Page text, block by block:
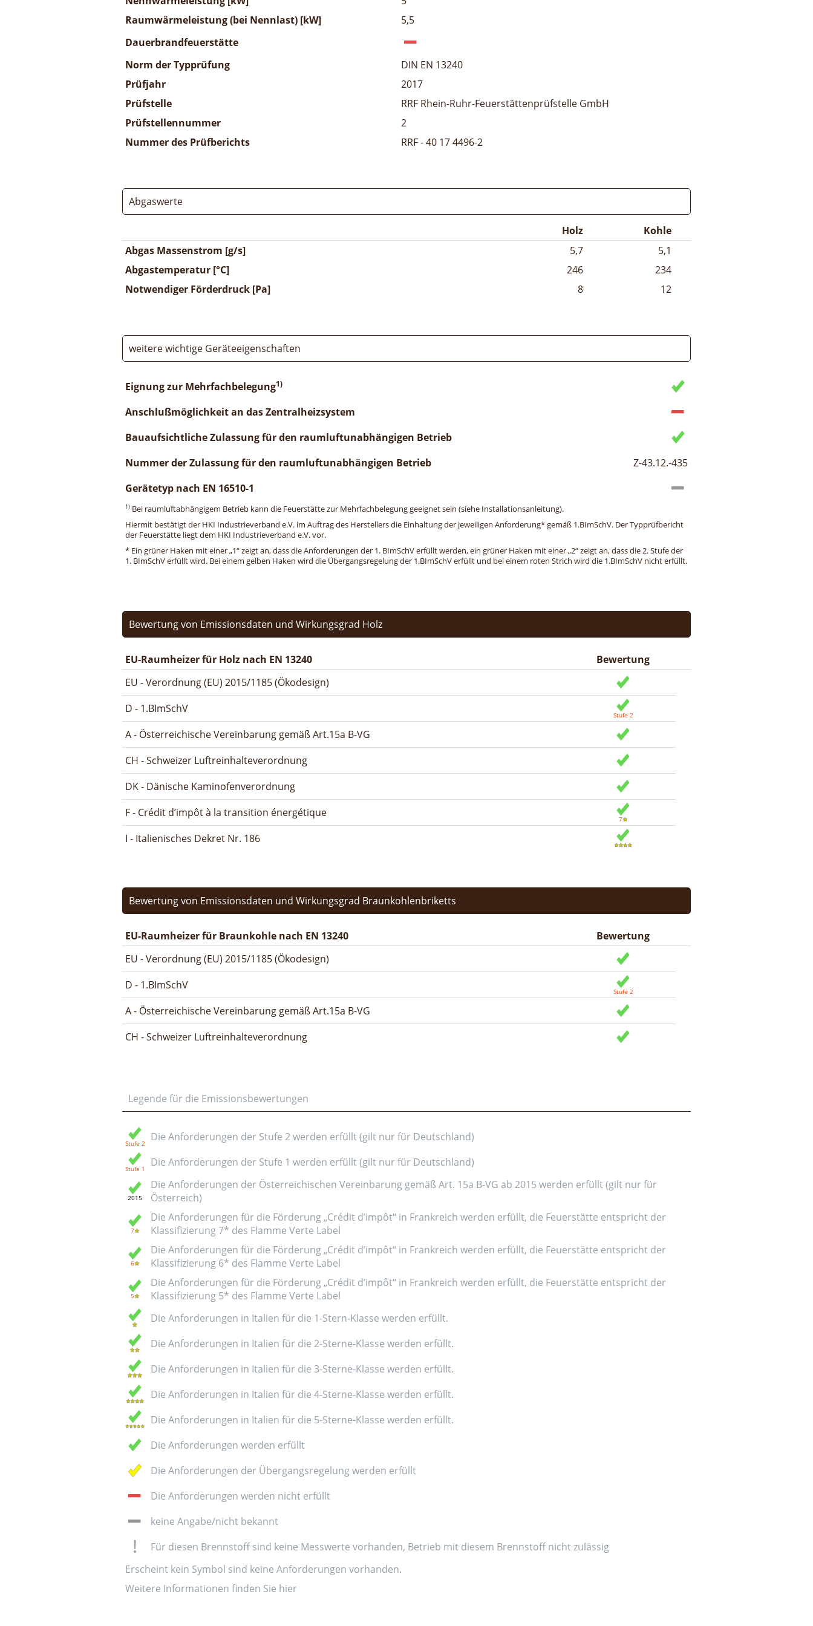
Raumwärmeleistung (bei Nennlast) [kW]
5,5
Dauerbrandfeuerstätte
Norm der Typprüfung
DIN EN 13240
Prüfjahr
2017
Prüfstelle
RRF Rhein-Ruhr-Feuerstättenprüfstelle GmbH
Prüfstellennummer
2
Nummer des Prüfberichts
RRF - 40 17 4496-2
Abgaswerte
Holz
Kohle
Abgas Massenstrom [g/s]
5,7
5,1
Abgastemperatur [°C]
246
234
Notwendiger Förderdruck [Pa]
8 12
weitere wichtige Geräteeigenschaften
Eignung zur Mehrfachbelegung1)
Anschlußmöglichkeit an das Zentralheizsystem
Bauaufsichtliche Zulassung für den raumluftunabhängigen Betrieb
Nummer der Zulassung für den raumluftunabhängigen Betrieb
Z-43.12.-435
Gerätetyp nach EN 16510-1
1) Bei raumluftabhängigem Betrieb kann die Feuerstätte zur Mehrfachbelegung geeignet sein (siehe Installationsanleitung).
Hiermit bestätigt der HKI Industrieverband e.V. im Auftrag des Herstellers die Einhaltung der jeweiligen Anforderung* gemäß 1.BImSchV. Der Typprüfbericht
der Feuerstätte liegt dem HKI Industrieverband e.V. vor.
* Ein grüner Haken mit einer „1“ zeigt an, dass die Anforderungen der 1. BImSchV erfüllt werden, ein grüner Haken mit einer „2“ zeigt an, dass die 2. Stufe der
1. BImSchV erfüllt wird. Bei einem gelben Haken wird die Übergangsregelung der 1.BImSchV erfüllt und bei einem roten Strich wird die 1.BImSchV nicht erfüllt.
Bewertung von Emissionsdaten und Wirkungsgrad Holz
EU-Raumheizer für Holz nach EN 13240
Bewertung
EU - Verordnung (EU) 2015/1185 (Ökodesign)
D - 1.BImSchV
A - Österreichische Vereinbarung gemäß Art.15a B-VG
CH - Schweizer Luftreinhalteverordnung
DK - Dänische Kaminofenverordnung
F - Crédit d’impôt à la transition énergétique
I - Italienisches Dekret Nr. 186
Bewertung von Emissionsdaten und Wirkungsgrad Braunkohlenbriketts
EU-Raumheizer für Braunkohle nach EN 13240
Bewertung
EU - Verordnung (EU) 2015/1185 (Ökodesign)
D - 1.BImSchV
A - Österreichische Vereinbarung gemäß Art.15a B-VG
CH - Schweizer Luftreinhalteverordnung
Legende für die Emissionsbewertungen
Die Anforderungen der Stufe 2 werden erfüllt (gilt nur für Deutschland)
Die Anforderungen der Stufe 1 werden erfüllt (gilt nur für Deutschland)
Die Anforderungen der Österreichischen Vereinbarung gemäß Art. 15a B-VG ab 2015 werden erfüllt (gilt nur für
Österreich)
Die Anforderungen für die Förderung „Crédit d’impôt“ in Frankreich werden erfüllt, die Feuerstätte entspricht der
Klassifizierung 7* des Flamme Verte Label
Die Anforderungen für die Förderung „Crédit d’impôt“ in Frankreich werden erfüllt, die Feuerstätte entspricht der
Klassifizierung 6* des Flamme Verte Label
Die Anforderungen für die Förderung „Crédit d’impôt“ in Frankreich werden erfüllt, die Feuerstätte entspricht der
Klassifizierung 5* des Flamme Verte Label
Die Anforderungen in Italien für die 1-Stern-Klasse werden erfüllt.
Die Anforderungen in Italien für die 2-Sterne-Klasse werden erfüllt.
Die Anforderungen in Italien für die 3-Sterne-Klasse werden erfüllt.
Die Anforderungen in Italien für die 4-Sterne-Klasse werden erfüllt.
Die Anforderungen in Italien für die 5-Sterne-Klasse werden erfüllt.
Die Anforderungen werden erfüllt
Die Anforderungen der Übergangsregelung werden erfüllt
Die Anforderungen werden nicht erfüllt
keine Angabe/nicht bekannt
Für diesen Brennstoff sind keine Messwerte vorhanden, Betrieb mit diesem Brennstoff nicht zulässig
Erscheint kein Symbol sind keine Anforderungen vorhanden.
Weitere Informationen finden Sie hier